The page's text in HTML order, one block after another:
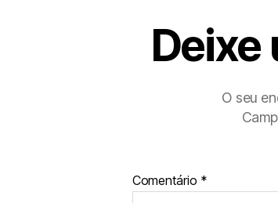
Deixe
O seu
Comentário *